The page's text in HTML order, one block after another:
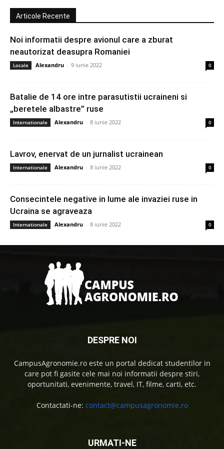
Articole Recente
Noi informatii despre avionul care a zburat
neautorizat deasupra Romaniei
Locale Alexandru - 9 iunie 2022 0
Batalie de 14 ore intre parasutistii ucraineni si
„beretele albastre” ruse
Internationale Alexandru - 8 iunie 2022 0
Lavrov, enervat de un jurnalist ucrainean
Internationale Alexandru - 8 iunie 2022 0
Consecintele negative in lume ale invaziei ruse in
Ucraina se agraveaza
Internationale Alexandru - 8 iunie 2022 0
DESPRE NOI
CampusAgronomie.ro este un portal dedicat studentilor in
care pot fi gasite cele mai noi informatii despre stiri,
oportunitati, evenimente, travel, IT, filme, carti, etc.
Contactati-ne: contact@campusagronomie.ro
URMATI-NE